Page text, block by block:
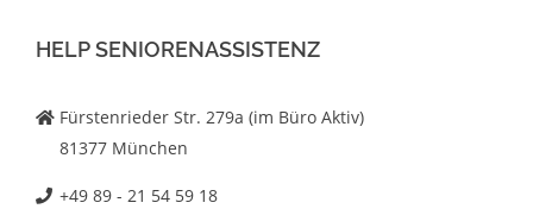
HELP SENIORENASSISTENZ
Fürstenrieder Str. 279a (im Büro Aktiv)
81377 München
+49 89 - 21 54 59 18